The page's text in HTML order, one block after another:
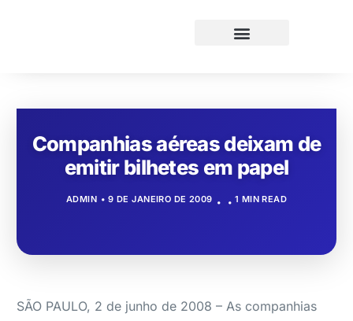
Companhias aéreas deixam de
emitir bilhetes em papel
ADMIN 9 DE JANEIRO DE 2009 1 MIN READ
SÃO PAULO, 2 de junho de 2008 – As companhias